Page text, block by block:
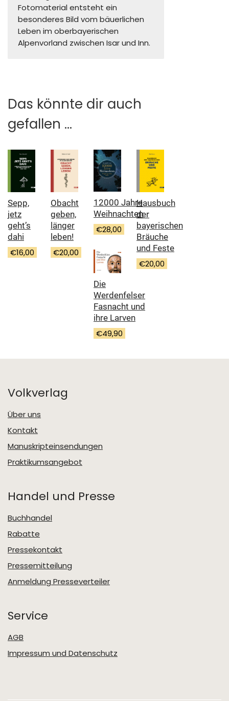
Fotomaterial entsteht ein
besonderes Bild vom bäuerlichen
Leben im oberbayerischen
Alpenvorland zwischen Isar und Inn.
Das könnte dir auch
gefallen …
Sepp,
jetz
geht’s
dahi
€16,00
Obacht
geben,
länger
leben!
€20,00
12000 Jahre
Weihnachten
€28,00
Hausbuch
der
bayerischen
Bräuche
und Feste
€20,00
Die
Werdenfelser
Fasnacht und
ihre Larven
€49,90
Volkverlag
Über uns
Kontakt
Manuskripteinsendungen
Praktikumsangebot
Handel und Presse
Buchhandel
Rabatte
Pressekontakt
Pressemitteilung
Anmeldung Presseverteiler
Service
AGB
Impressum und Datenschutz